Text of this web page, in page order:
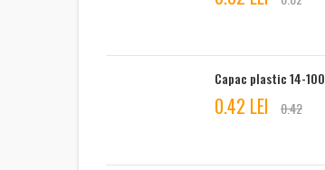
Capac plastic 14-100
0.42 LEI 0.42